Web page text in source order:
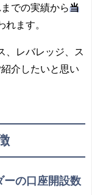
での実績から当
れます。
、レバレッジ、ス
介したいと思い
ーの口座開設数